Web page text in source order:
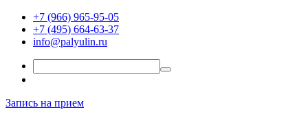
+7 (966) 965-95-05
+7 (495) 664-63-37
info@palyulin.ru
Запись на прием